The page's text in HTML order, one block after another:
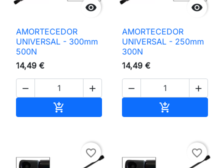

AMORTECEDOR
UNIVERSAL - 300mm
500N
14,49 €
 


AMORTECEDOR
UNIVERSAL - 250mm
300N
14,49 €
 

favorite_border favorite_border